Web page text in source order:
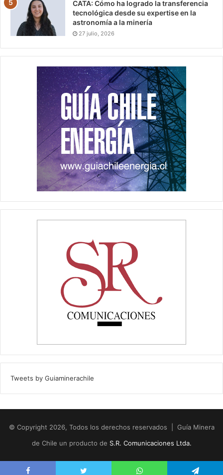
CATA: Cómo ha logrado la transferencia
tecnológica desde su expertise en la
astronomía a la minería
27 julio, 2026
Tweets by Guiaminerachile
© Copyright 2026, Todos los derechos reservados | Guía Minera
de Chile un producto de S.R. Comunicaciones Ltda.